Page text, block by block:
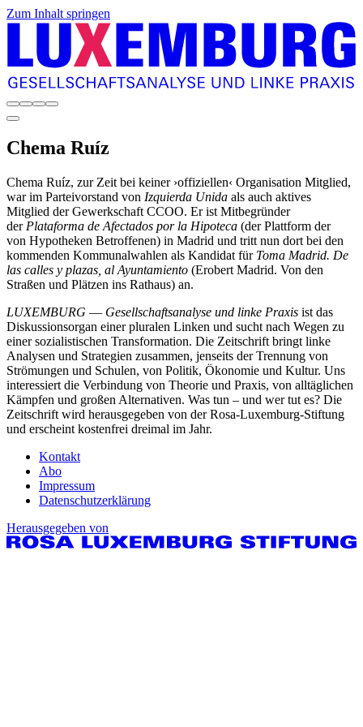
Zum Inhalt springen
Chema Ruíz
Chema Ruíz, zur Zeit bei keiner ›offiziellen‹ Organisation Mitglied,
war im Parteivorstand von Izquierda Unida als auch aktives
Mitglied der Gewerkschaft CCOO. Er ist Mitbegründer
der Plataforma de Afectados por la Hipoteca (der Plattform der
von Hypotheken Betroffenen) in Madrid und tritt nun dort bei den
kommenden Kommunalwahlen als Kandidat für Toma Madrid. De
las calles y plazas, al Ayuntamiento (Erobert Madrid. Von den
Straßen und Plätzen ins Rathaus) an.
LUXEMBURG — Gesellschaftsanalyse und linke Praxis ist das
Diskussionsorgan einer pluralen Linken und sucht nach Wegen zu
einer sozialistischen Transformation. Die Zeitschrift bringt linke
Analysen und Strategien zusammen, jenseits der Trennung von
Strömungen und Schulen, von Politik, Ökonomie und Kultur. Uns
interessiert die Verbindung von Theorie und Praxis, von alltäglichen
Kämpfen und großen Alternativen. Was tun – und wer tut es? Die
Zeitschrift wird herausgegeben von der Rosa-Luxemburg-Stiftung
und erscheint kostenfrei dreimal im Jahr.
Kontakt
Abo
Impressum
Datenschutzerklärung
Herausgegeben von